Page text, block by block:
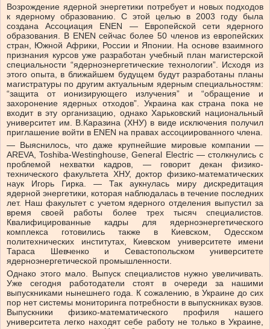
Возрождение ядерной энергетики потребует и новых подходов
к ядерному образованию. С этой целью в 2003 году была
создана Ассоциация ENEN — Европейской сети ядерного
образования. В ENEN сейчас более 50 членов из европейских
стран, Южной Африки, России и Японии. На основе взаимного
признания курсов уже разработан учебный план магистерской
специальности “ядерноэнергетические технологии”. Исходя из
этого опыта, в ближайшем будущем будут разработаны планы
магистратуры по другим актуальным ядерным специальностям:
“защита от ионизирующего излучения” и “обращение и
захоронение ядерных отходов”. Украина как страна пока не
входит в эту организацию, однако Харьковский национальный
университет им. В.Каразина (ХНУ) в виде исключения получил
приглашение войти в ENEN на правах ассоциированного члена.
— Выяснилось, что даже крупнейшие мировые компании —
AREVA, Toshiba-Westinghouse, General Electric — столкнулись с
проблемой нехватки кадров, — говорит декан физико-
технического факультета ХНУ, доктор физико-математических
наук Игорь Гирка. — Так аукнулась миру дискредитация
ядерной энергетики, которая наблюдалась в течение последних
лет. Наш факультет с учетом ядерного отделения выпустил за
время своей работы более трех тысяч специалистов.
Квалифицированные кадры для ядерноэнергетического
комплекса готовились также в Киевском, Одесском
политехнических институтах, Киевском университете имени
Тараса Шевченко и Севастопольском университете
ядерноэнергетической промышленности.
Однако этого мало. Выпуск специалистов нужно увеличивать.
Уже сегодня работодатели стоят в очереди за нашими
выпускниками нынешнего года. К сожалению, в Украине до сих
пор нет системы мониторинга потребности в выпускниках вузов.
Выпускники физико-математического профиля нашего
университета легко находят себе работу не только в Украине,